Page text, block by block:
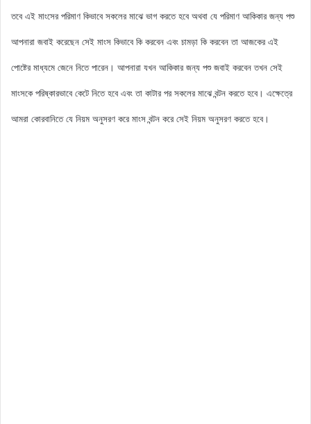
তবে এই মাংসের পরিমাণ কিভাবে সকলের মাঝে ভাগ করতে হবে অথবা যে পরিমাণ আকিকার জন্য পশু
আপনারা জবাই করেছেন সেই মাংস কিভাবে কি করবেন এবং চামড়া কি করবেন তা আজকের এই
পোষ্টের মাধ্যমে জেনে নিতে পারেন। আপনারা যখন আকিকার জন্য পশু জবাই করবেন তখন সেই
মাংসকে পরিষ্কারভাবে কেটে নিতে হবে এবং তা কাটার পর সকলের মাঝে বন্টন করতে হবে। এক্ষেত্রে
আমরা কোরবানিতে যে নিয়ম অনুসরণ করে মাংস বন্টন করে সেই নিয়ম অনুসরণ করতে হবে।